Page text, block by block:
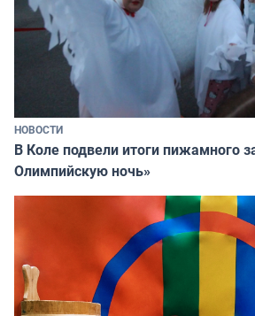
НОВОСТИ
В Коле подвели итоги пижамного
Олимпийскую ночь»